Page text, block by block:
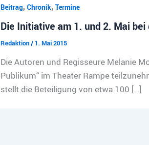
Beitrag, Chronik, Termine
Die Initiative am 1. und 2. Mai
Redaktion/ 1. Mai 2015
Die Autoren und Regisseure Melanie
Publikum“ im Theater Rampe
stellt die Beteiligung von etwa 100 […]